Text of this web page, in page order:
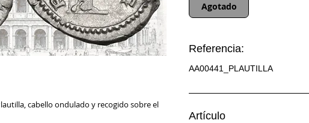
cabello ondulado y recogido sobre el
Agotado
Referencia:
AA00441_PLAUTILLA
Artículo